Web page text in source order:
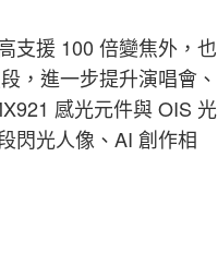
支援 100 倍變焦外，也
，進一步提升演唱會、
感光元件與 OIS 光
閃光人像、AI 創作相